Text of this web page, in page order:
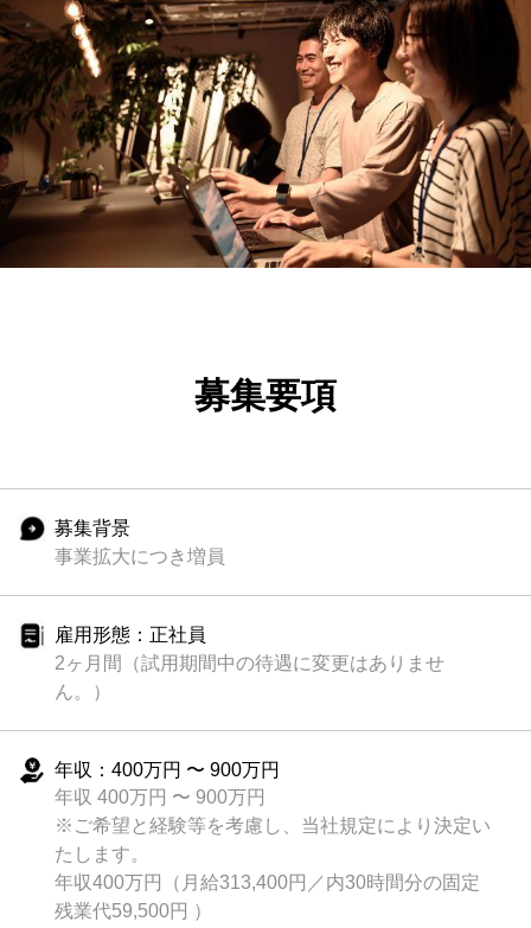
募集要項
募集背景
事業拡大につき増員
雇用形態：正社員
2ヶ月間（試用期間中の待遇に変更はありませ
ん。）
年収：400万円 〜 900万円
年収 400万円 〜 900万円
※ご希望と経験等を考慮し、当社規定により決定い
たします。
年収400万円（月給313,400円／内30時間分の固定
残業代59,500円 ）